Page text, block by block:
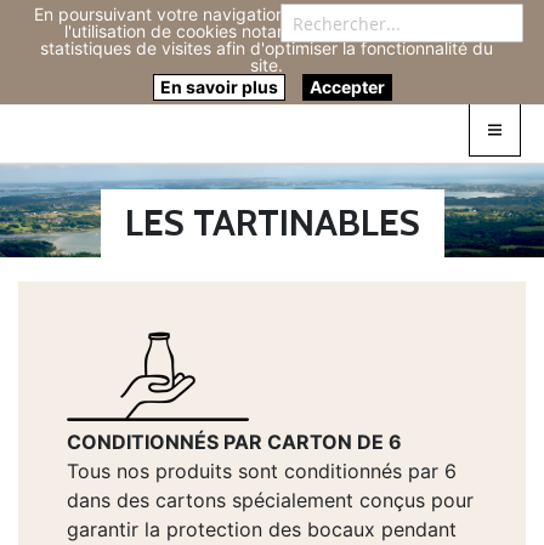
En poursuivant votre navigation sur ce site, vous acceptez
l'utilisation de cookies notamment pour réaliser des
statistiques de visites afin d'optimiser la fonctionnalité du
site.
En savoir plus
Accepter
Connexion
LES TARTINABLES
CONDITIONNÉS PAR CARTON DE 6
Tous nos produits sont conditionnés par 6
dans des cartons spécialement conçus pour
garantir la protection des bocaux pendant